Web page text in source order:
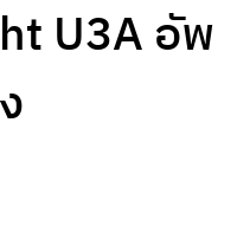
U3A อัพ